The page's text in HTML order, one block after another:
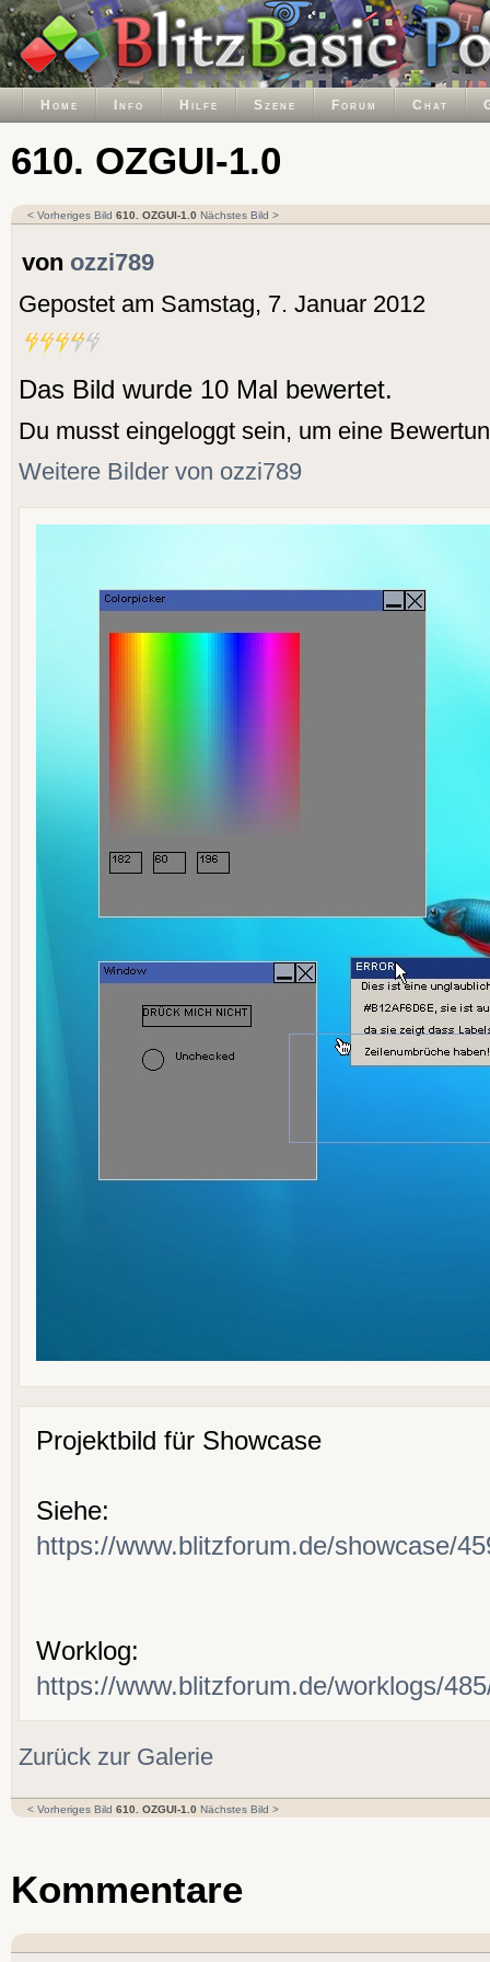
Home Info Hilfe Szene Forum Chat
610. OZGUI-1.0
< Vorheriges Bild 610. OZGUI-1.0 Nächstes Bild >
von ozzi789
Gepostet am Samstag, 7. Januar 2012
Das Bild wurde 10 Mal bewertet.
Du musst eingeloggt sein, um eine
Weitere Bilder von ozzi789
Projektbild für Showcase
Siehe:
https://www.blitzforum.de/showcase/
Worklog:
https://www.blitzforum.de/worklogs/
Zurück zur Galerie
< Vorheriges Bild 610. OZGUI-1.0 Nächstes Bild >
Kommentare